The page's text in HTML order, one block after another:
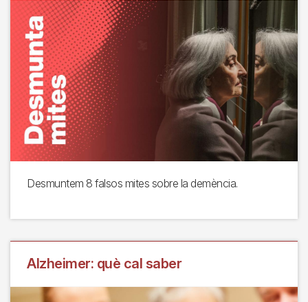
Desmuntem 8 falsos mites sobre la demència.
Alzheimer: què cal saber